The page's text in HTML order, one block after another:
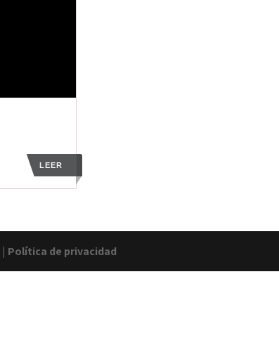
LEER
| Política de privacidad